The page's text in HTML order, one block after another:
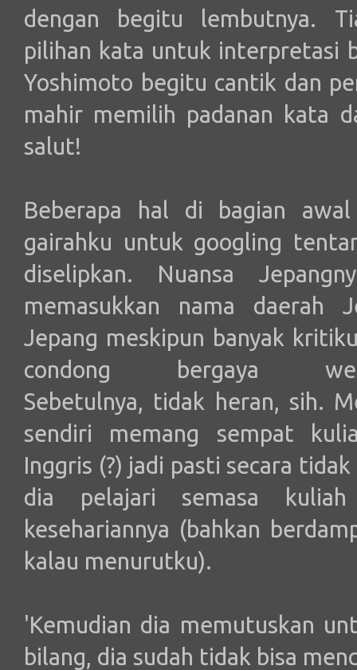
dengan begitu lembutnya.
pilihan kata untuk interpretasi
Yoshimoto begitu cantik dan
mahir memilih padanan kata
salut!
Beberapa hal di bagian
gairahku untuk googling
diselipkan. Nuansa
memasukkan nama daerah
Jepang meskipun banyak
condong bergaya
Sebetulnya, tidak heran, sih.
sendiri memang sempat
Inggris (?) jadi pasti secara
dia pelajari semasa
kesehariannya (bahkan
kalau menurutku).
'Kemudian dia memutuskan
bilang, dia sudah tidak bisa